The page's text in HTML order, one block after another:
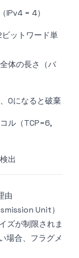
IPv4 = 4）
ットワード単
体の長さ（バ
0になると破棄
ル（TCP=6,
出
由
Unit）
ズが制限されま
場合、フラグメ